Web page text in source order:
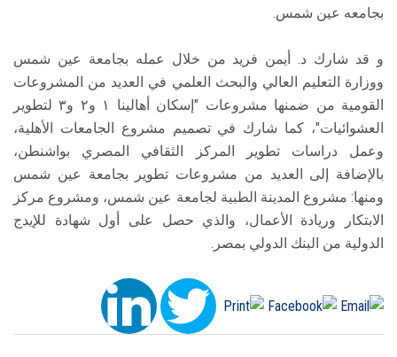
بجامعه عين شمس.
و قد شارك د. أيمن فريد من خلال عمله بجامعة عين شمس
ووزارة التعليم العالي والبحث العلمي في العديد من المشروعات
القومية من ضمنها مشروعات "إسكان أهالينا ١ و٢ و٣ لتطوير
العشوائيات"، كما شارك في تصميم مشروع الجامعات الأهلية،
وعمل دراسات تطوير المركز الثقافي المصري بواشنطن،
بالإضافة إلى العديد من مشروعات تطوير بجامعة عين شمس
ومنها: مشروع المدينة الطبية لجامعة عين شمس، ومشروع مركز
الابتكار وريادة الأعمال، والذي حصل على أول شهادة للإيدج
الدولية من البنك الدولي بمصر.